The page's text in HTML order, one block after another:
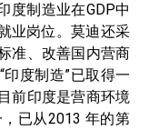
度制造业在GDP中
业岗位。莫迪还采
准、改善国内营商
度制造”已取得一
前印度是营商环境
已从2013 年的第